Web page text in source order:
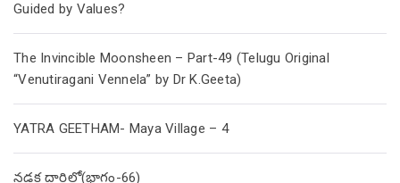
Guided by Values?
The Invincible Moonsheen – Part-49 (Telugu Original
“Venutiragani Vennela” by Dr K.Geeta)
YATRA GEETHAM- Maya Village – 4
నడక దారిలో(భాగం-66)